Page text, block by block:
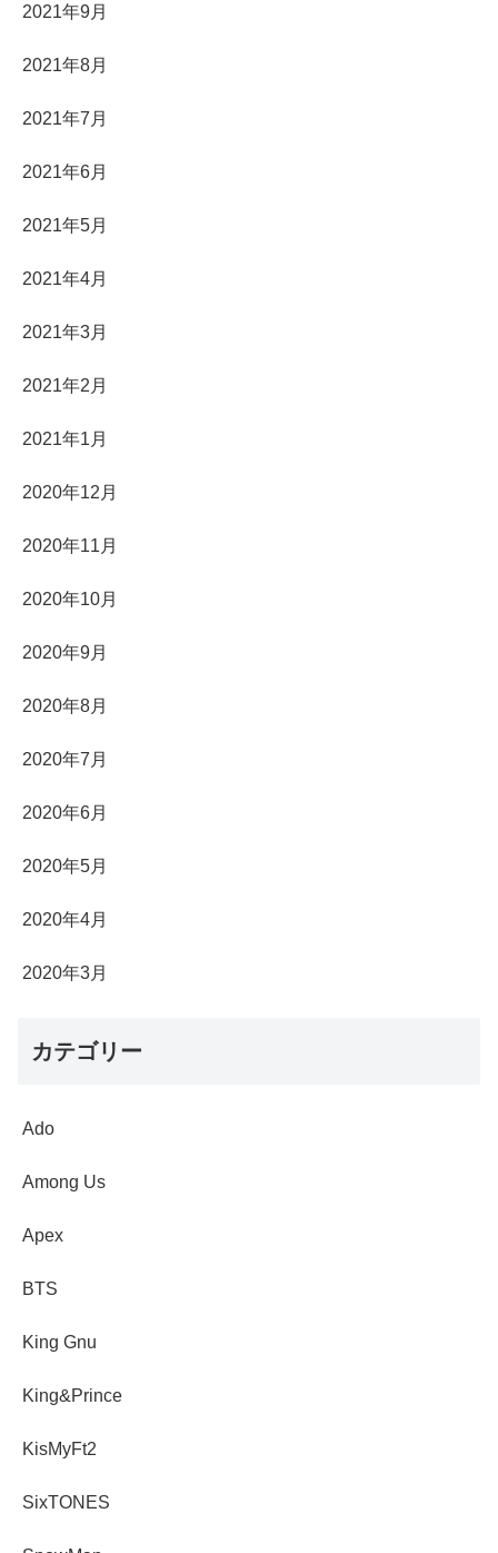
2021年9月
2021年8月
2021年7月
2021年6月
2021年5月
2021年4月
2021年3月
2021年2月
2021年1月
2020年12月
2020年11月
2020年10月
2020年9月
2020年8月
2020年7月
2020年6月
2020年5月
2020年4月
2020年3月
カテゴリー
Ado
Among Us
Apex
BTS
King Gnu
King&Prince
KisMyFt2
SixTONES